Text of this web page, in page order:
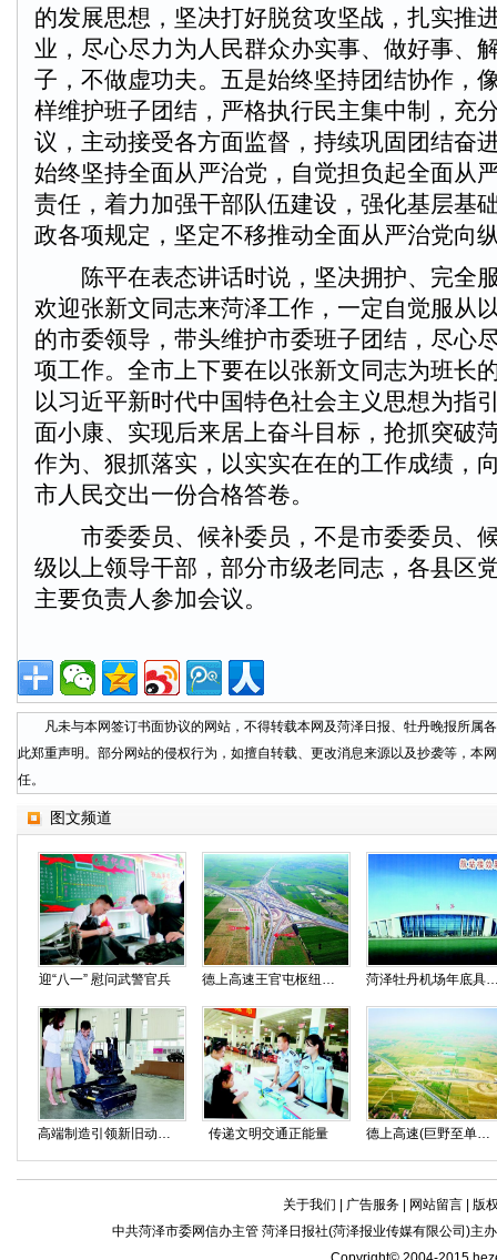
的发展思想，坚决打好脱贫攻坚战，扎实推
业，尽心尽力为人民群众办实事、做好事、
子，不做虚功夫。五是始终坚持团结协作，
样维护班子团结，严格执行民主集中制，充
议，主动接受各方面监督，持续巩固团结奋
始终坚持全面从严治党，自觉担负起全面从
责任，着力加强干部队伍建设，强化基层基
政各项规定，坚定不移推动全面从严治党向
陈平在表态讲话时说，坚决拥护、完全
欢迎张新文同志来菏泽工作，一定自觉服从
的市委领导，带头维护市委班子团结，尽心
项工作。全市上下要在以张新文同志为班长
以习近平新时代中国特色社会主义思想为指
面小康、实现后来居上奋斗目标，抢抓突破
作为、狠抓落实，以实实在在的工作成绩，
市人民交出一份合格答卷。
市委委员、候补委员，不是市委委员、
级以上领导干部，部分市级老同志，各县区
主要负责人参加会议。
凡未与本网签订书面协议的网站，不得转载本网及菏泽日报、牡丹晚报所属
此郑重声明。部分网站的侵权行为，如擅自转载、更改消息来源以及抄袭等，本
任。
图文频道
迎“八一” 慰问武警官兵 德上高速王官屯枢纽A、E匝道通车 菏泽牡丹机场年底具
高端制造引领新旧动能转换 传递文明交通正能量 德上高速(巨野至单县段)施工进展顺利
关于我们 广告服务| 网站留言| 版
中共菏泽市委网信办主管 菏泽日报社(菏泽报业传媒有限公司)主